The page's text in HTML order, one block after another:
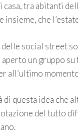
tra abitanti
che
social street
aperto un gruppo
all’ultimo
di questa idea che
del tutto